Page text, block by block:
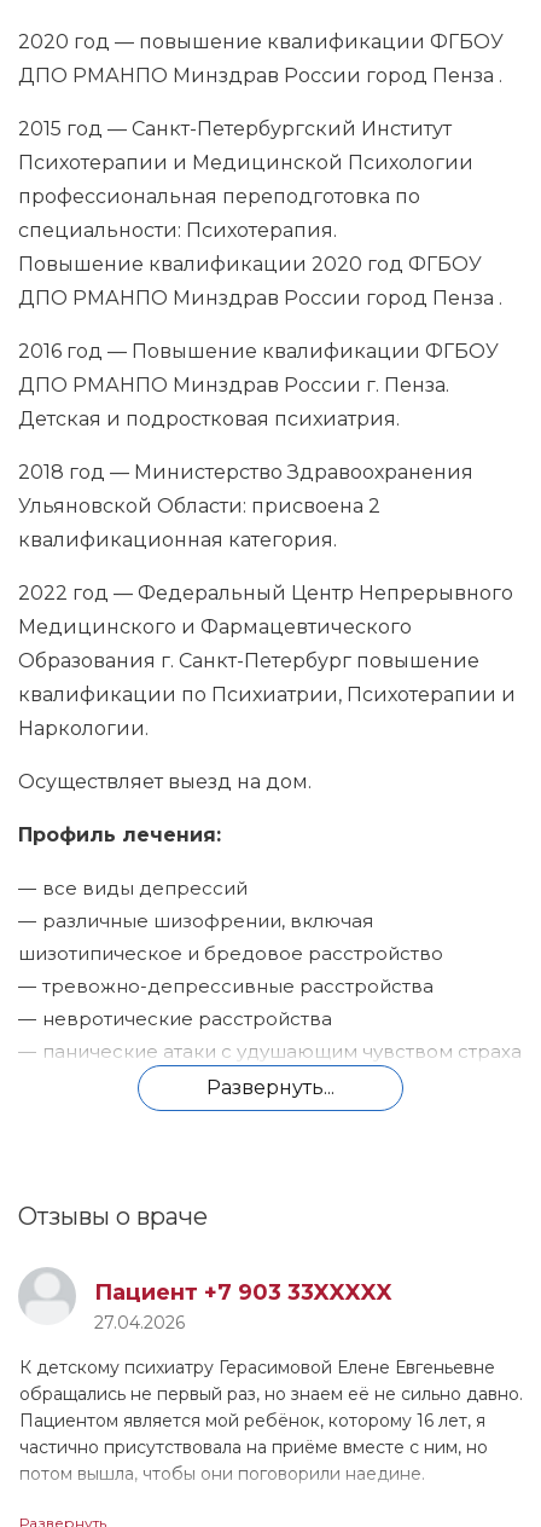
2020 год — повышение квалификации ФГБОУ
ДПО РМАНПО Минздрав России город Пенза .
2015 год — Санкт-Петербургский Институт
Психотерапии и Медицинской Психологии
профессиональная переподготовка по
специальности: Психотерапия.
Повышение квалификации 2020 год ФГБОУ
ДПО РМАНПО Минздрав России город Пенза .
2016 год — Повышение квалификации ФГБОУ
ДПО РМАНПО Минздрав России г. Пенза.
Детская и подростковая психиатрия.
2018 год — Министерство Здравоохранения
Ульяновской Области: присвоена 2
квалификационная категория.
2022 год — Федеральный Центр Непрерывного
Медицинского и Фармацевтического
Образования г. Санкт-Петербург повышение
квалификации по Психиатрии, Психотерапии и
Наркологии.
Осуществляет выезд на дом.
Профиль лечения:
все виды депрессий
различные шизофрении, включая
шизотипическое и бредовое расстройство
тревожно-депрессивные расстройства
невротические расстройства
панические атаки с удушающим чувством страха
социофобии (боязнь общества)
ипохондрические расстройства (всё болит-
обсессивно-компульсивное расстройство
(навязчивые мысли и поведение, различные
расстройство настроения, включая биполярное
аффективное расстройство
органические расстройства личности и
поведения
Развернуть...
Отзывы о враче
Пациент +7 903 33XXXXX
27.04.2026
К детскому психиатру Герасимовой Елене Евгеньевне
обращались не первый раз, но знаем её не сильно давно.
Пациентом является мой ребёнок, которому 16 лет, я
частично присутствовала на приёме вместе с ним, но
потом вышла, чтобы они поговорили наедине.
Развернуть...